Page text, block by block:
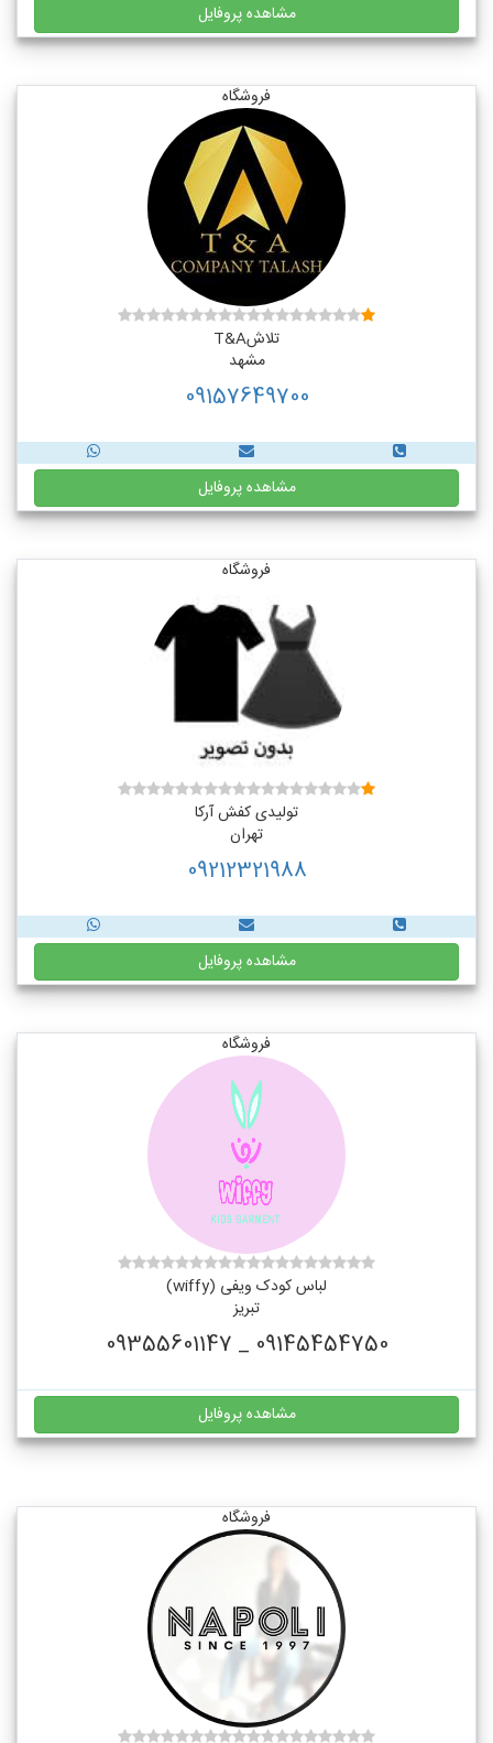
مشاهده پروفایل
فروشگاه
تلاشT&A
مشهد
09157649700
مشاهده پروفایل
فروشگاه
تولیدی کفش آرکا
تهران
09212321988
مشاهده پروفایل
فروشگاه
لباس کودک ویفی (wiffy)
تبریز
09145454750 _ 09355601147
مشاهده پروفایل
فروشگاه